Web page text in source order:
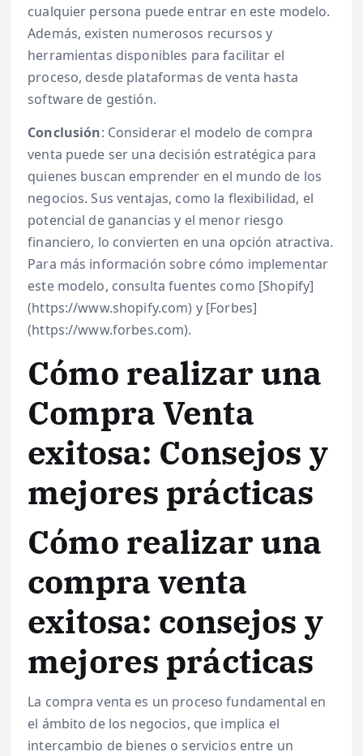
cualquier persona puede entrar en este modelo.
Además, existen numerosos recursos y
herramientas disponibles para facilitar el
proceso, desde plataformas de venta hasta
software de gestión.
Conclusión: Considerar el modelo de compra
venta puede ser una decisión estratégica para
quienes buscan emprender en el mundo de los
negocios. Sus ventajas, como la flexibilidad, el
potencial de ganancias y el menor riesgo
financiero, lo convierten en una opción atractiva.
Para más información sobre cómo implementar
este modelo, consulta fuentes como [Shopify]
(https://www.shopify.com) y [Forbes]
(https://www.forbes.com).
Cómo realizar una
Compra Venta
exitosa: Consejos y
mejores prácticas
Cómo realizar una
compra venta
exitosa: consejos y
mejores prácticas
La compra venta es un proceso fundamental en
el ámbito de los negocios, que implica el
intercambio de bienes o servicios entre un